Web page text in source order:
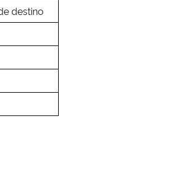
destino